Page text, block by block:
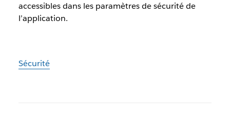
accessibles dans les paramètres de sécurité de
l’application.
Sécurité